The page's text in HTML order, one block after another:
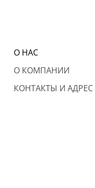
О НАС
О КОМПАНИИ
КОНТАКТЫ И